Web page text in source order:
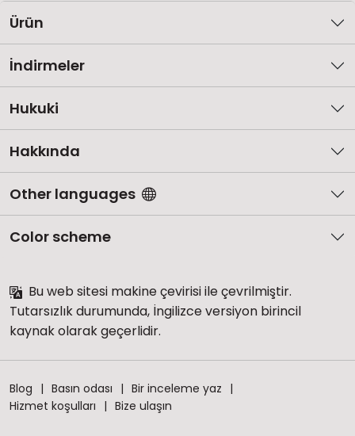
Ürün
İndirmeler
Hukuki
Hakkında
Other languages
Color scheme
Bu web sitesi makine çevirisi ile çevrilmiştir.
Tutarsızlık durumunda, İngilizce versiyon birincil
kaynak olarak geçerlidir.
Blog Basın odası
Bir inceleme yaz
Hizmet koşulları
Bize ulaşın